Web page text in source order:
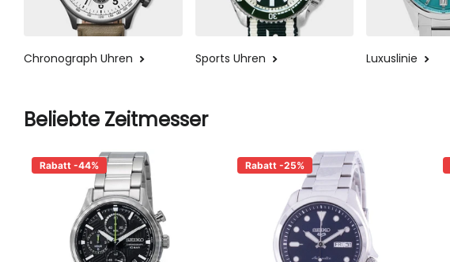
Chronograph Uhren Sports Uhren Luxuslinie
Beliebte Zeitmesser
Rabatt -44% Rabatt -25%